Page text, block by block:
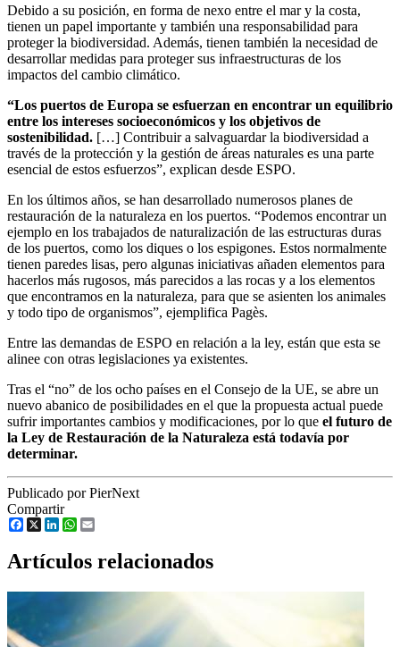
Debido a su posición, en forma de nexo entre el mar y la costa,
tienen un papel importante y también una responsabilidad para
proteger la biodiversidad. Además, tienen también la necesidad de
desarrollar medidas para proteger sus infraestructuras de los
impactos del cambio climático.
“Los puertos de Europa se esfuerzan en encontrar un equilibrio
entre los intereses socioeconómicos y los objetivos de
sostenibilidad. […] Contribuir a salvaguardar la biodiversidad a
través de la protección y la gestión de áreas naturales es una parte
esencial de estos esfuerzos”, explican desde ESPO.
En los últimos años, se han desarrollado numerosos planes de
restauración de la naturaleza en los puertos. “Podemos encontrar un
ejemplo en los trabajados de naturalización de las estructuras duras
de los puertos, como los diques o los espigones. Estos normalmente
tienen paredes lisas, pero algunas iniciativas añaden elementos para
hacerlos más rugosos, más parecidos a las rocas y a los elementos
que encontramos en la naturaleza, para que se asienten los animales
y todo tipo de organismos”, ejemplifica Pagès.
Entre las demandas de ESPO en relación a la ley, están que esta se
alinee con otras legislaciones ya existentes.
Tras el “no” de los ocho países en el Consejo de la UE, se abre un
nuevo abanico de posibilidades en el que la propuesta actual puede
sufrir importantes cambios y modificaciones, por lo que el futuro de
la Ley de Restauración de la Naturaleza está todavía por
determinar.
Publicado por PierNext
Compartir
Facebook
X LinkedInWhatsApp
Artículos relacionados